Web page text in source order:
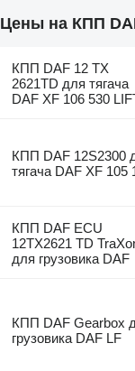
Цены на КПП
КПП DAF 12 TX
2621TD для тягача
DAF XF 106 530
КПП DAF 12S2300
тягача DAF XF 105
КПП DAF ECU
12TX2621 TD
для грузовика DAF
КПП DAF Gearbox
грузовика DAF LF